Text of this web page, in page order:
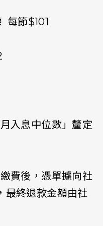
每節$101
入息中位數」釐定
費後，憑單據向社
最終退款金額由社